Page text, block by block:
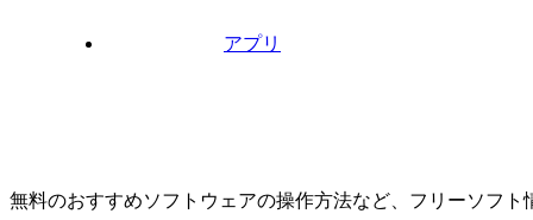
アプリ
無料のおすすめソフトウェアの操作方法など、フリーソフト